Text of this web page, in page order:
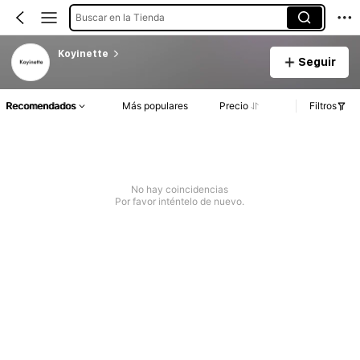
Buscar en la Tienda
Koyinette
Seguir
Recomendados Más populares Precio Filtros
No hay coincidencias
Por favor inténtelo de nuevo.